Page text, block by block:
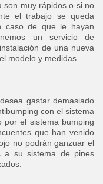
son muy rápidos o si no
el trabajo se queda
caso de que le hayan
un servicio de
de una nueva
modelo y medidas.
gastar demasiado
con el sistema
por el sistema bumping
que han venido
no podrán ganzuar el
a su sistema de pines